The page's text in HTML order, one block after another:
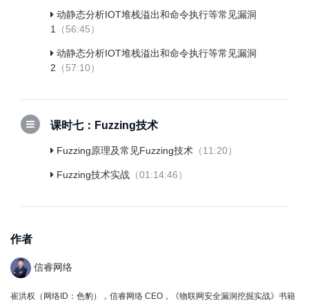
动静态分析IOT堆栈溢出和命令执行等常见漏洞
1 （56:45）
动静态分析IOT堆栈溢出和命令执行等常见漏洞
2 （57:10）
课时七：Fuzzing技术
Fuzzing原理及常见Fuzzing技术 （11:20）
Fuzzing技术实战 （01:14:46）
作者
信睿网络
崔洪权（网络ID：色豹），信睿网络 CEO，《物联网安全漏洞挖掘实战》书籍